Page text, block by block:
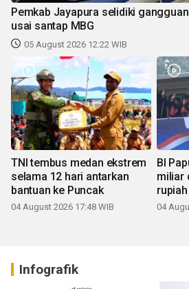
Pemkab Jayapura selidiki
usai santap MBG
05 August 2026 12:22 WIB
TNI tembus medan ekstrem
selama 12 hari antarkan
bantuan ke Puncak
04 August 2026 17:48 WIB
BI
miliar
04
Infografik